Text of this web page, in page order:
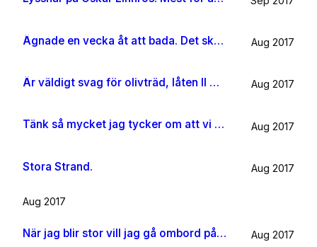
Ägnade en vecka åt att bada. Det ska jag göra någon mer gång i livet. Aug 2017
Är väldigt svag för olivträd, låten Il mondo och motljus som möter vacker utsikt. Så lever lite på känslan av Grekland ett tag till. Aug 2017
Tänk så mycket jag tycker om att vi har kossor på vägen till sommarhuset. Aug 2017
Stora Strand. Aug 2017
Aug 2017
När jag blir stor vill jag gå ombord på en sån dära båt och äta gifflar och dricka något gott. Bara för att det känns som något jag skulle tycka om. Aug 2017